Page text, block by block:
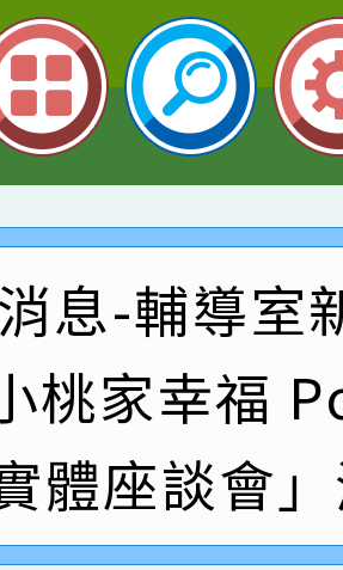
老師王老師、
語競賽國小朗讀
師林老師
校參加桃園市中
瑛教師榮獲教
校參與2026世
獲科學小創客佳
三名。
校參加桃園市中
君教師榮獲社
校阿巴斯O蜜、
桃園市科展 國
老師王老師、
校四年二班張O
語競賽國小朗讀
師林老師
校參加桃園市中
文瑛教師榮獲教
語-第二名
校參與2026世
獲科學小創客佳
息-輔導室
桃家幸福
體座談會